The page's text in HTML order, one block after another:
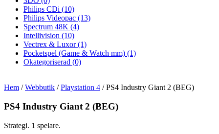
Philips CDi (10)
Philips Videopac (13)
Spectrum 48K (4)
Intellivision (10)
Vectrex & Luxor(1)
Pocketspel (Game & Watch mm) (1)
Okategoriserad (0)
Hem /Webbutik /Playstation 4 / PS4 Industry Giant 2 (BEG)
PS4 Industry Giant 2 (BEG)
Strategi. 1 spelare.